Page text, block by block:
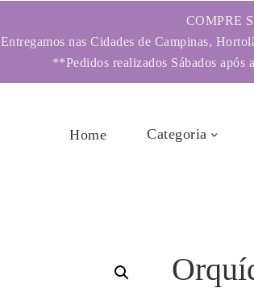
COMPRE
Entregamos nas Cidades de Campinas,
**Pedidos realizados Sábados após
Home Categoria